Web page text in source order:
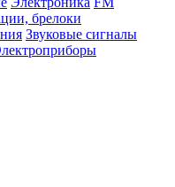
брелоки
Звуковые сигналы